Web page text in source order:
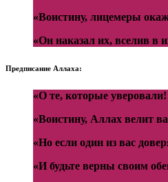
«Воистину, лицемеры
«Он наказал их, вселив в
Предписание Аллаха:
«О те, которые
«Воистину, Аллах велит
«Но если один из вас
«И будьте верны своим